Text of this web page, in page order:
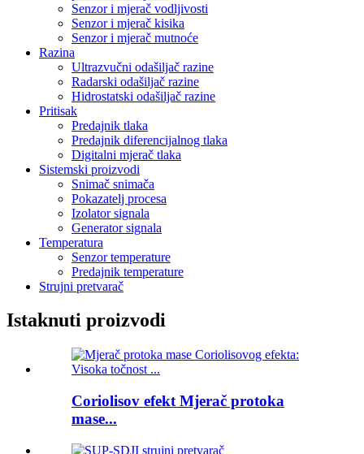
Senzor i mjerač vodljivosti
Senzor i mjerač kisika
Senzor i mjerač mutnoće
Razina
Ultrazvučni odašiljač razine
Radarski odašiljač razine
Hidrostatski odašiljač razine
Pritisak
Predajnik tlaka
Predajnik diferencijalnog tlaka
Digitalni mjerač tlaka
Sistemski proizvodi
Snimač snimača
Pokazatelj procesa
Izolator signala
Generator signala
Temperatura
Senzor temperature
Predajnik temperature
Strujni pretvarač
Istaknuti proizvodi
Coriolisov efekt Mjerač protoka
mase...